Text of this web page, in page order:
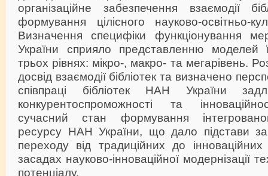
організаційне забезпечення взаємодії
формування цілісного науково-освітньо-
Визначення специфіки функціонування
України сприяло представленню моделей
трьох рівнях: мікро-, макро- та мегарівень.
досвід взаємодії бібліотек та визначено
співпраці бібліотек НАН України
конкурентоспроможності та
сучасний стан формування
ресурсу НАН України, що дало підстави
переходу від традиційних до
засадах науково-інноваційної модернізації
потенціалу.